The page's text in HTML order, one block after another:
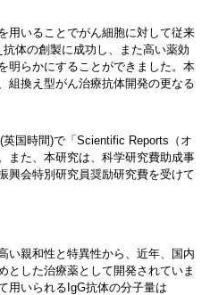
用いることでがん細胞に対して従来
体の創製に成功し、また高い薬効
明らかにすることができました。本
組換え型がん治療抗体開発の更なる
国時間)で「Scientific Reports（オ
また、本研究は、科学研究費助成事
興会特別研究員奨励研究費を受けて
い親和性と特異性から、近年、国内
とした治療薬として開発されていま
用いられるIgG抗体の分子量は